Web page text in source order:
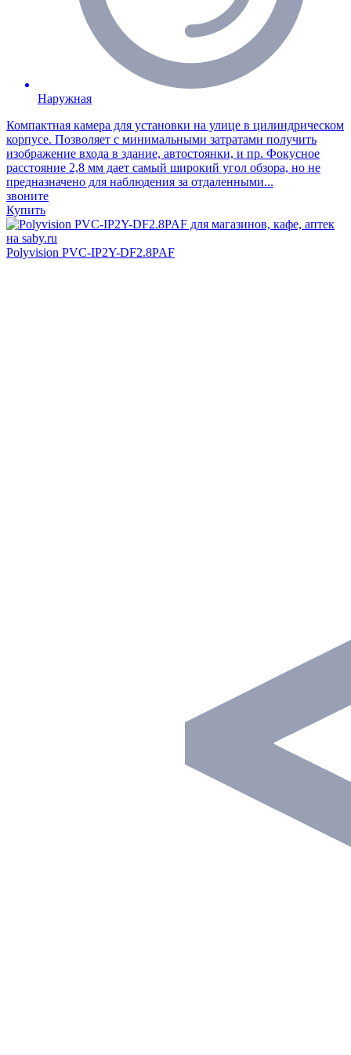
Наружная
Компактная камера для установки на улице в цилиндрическом
корпусе. Позволяет с минимальными затратами получить
изображение входа в здание, автостоянки, и пр. Фокусное
расстояние 2,8 мм дает самый широкий угол обзора, но не
предназначено для наблюдения за отдаленными...
звоните
Купить
Polyvision PVC-IP2Y-DF2.8PAF